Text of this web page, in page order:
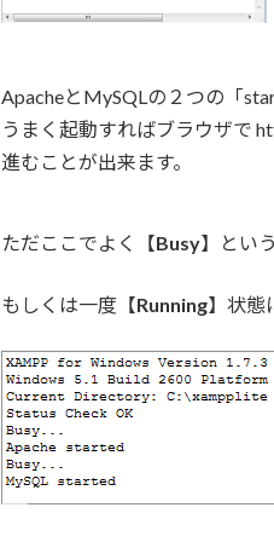
ApacheとMySQLの２つの「
うまく起動すればブラウザで
進むことが出来ます。
ただここでよく【Busy】とい
もしくは一度【Running】状態